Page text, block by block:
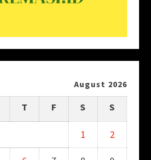
August 2026
T F S S
1 2